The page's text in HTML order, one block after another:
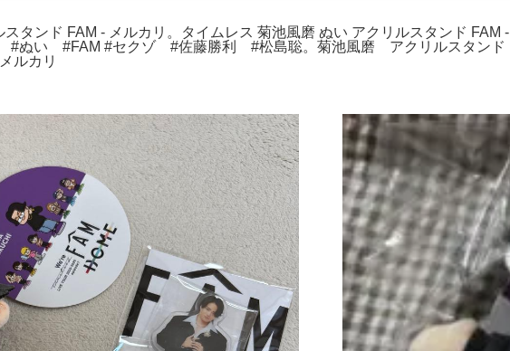
タンド FAM - メルカリ。タイムレス 菊池風磨 ぬい アクリルスタンド
ぬい #FAM #セクゾ #佐藤勝利 #松島聡。菊池風磨 アクリルスタンド
ルカリ